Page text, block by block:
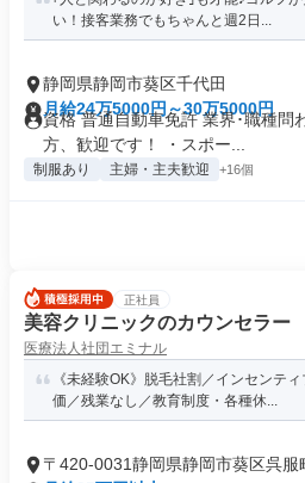
い！接客業務でもちゃんと週2日...
静岡県静岡市葵区千代田
月給24万5000円～30万5000円
資格 普通自動車免許 業界･職種
方、歓迎です！ ・スポー...
制服あり 主婦・主夫歓迎 +16個
正社員
美容クリニックのカウンセラー
医療法人社団エミナル
《未経験OK》脱毛社割／インセンテ
価／残業なし／教育制度・各種休...
〒420-0031静岡県静岡市葵区呉服